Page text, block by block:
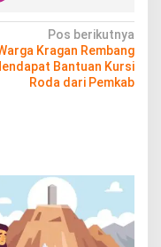
Pos berikutnya
Kragan Rembang
Bantuan Kursi
Roda dari Pemkab